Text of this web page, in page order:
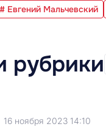
# Евгений Мальчевский
рубрики
16 ноября 2023 14:10